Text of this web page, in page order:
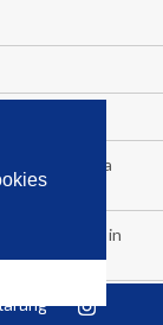
Buch
mit Media
Downloads in